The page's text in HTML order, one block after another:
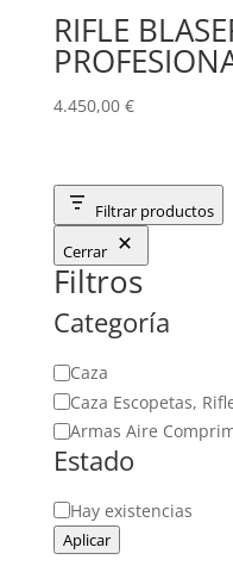
RIFLE
4.450,00 €
Filtrar productos
Cerrar
Filtros
Categoría
Categoría
Caza
Caza Escopetas,
Armas Aire
Estado
Estado
Hay existencias
Aplicar